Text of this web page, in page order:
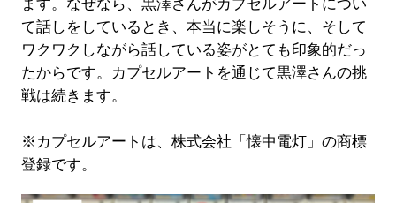
ます。なぜなら、黒澤さんがカプセルアートについ
て話しをしているとき、本当に楽しそうに、そして
ワクワクしながら話している姿がとても印象的だっ
たからです。カプセルアートを通じて黒澤さんの挑
戦は続きます。
※カプセルアートは、株式会社「懐中電灯」の商標
登録です。